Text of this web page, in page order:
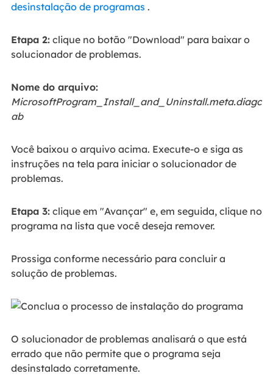
desinstalação de programas .
Etapa 2:clique no botão "Download" para baixar o
solucionador de problemas.
Nome do arquivo:
MicrosoftProgram_Install_and_Uninstall.meta.diagc
ab
Você baixou o arquivo acima. Execute-o e siga as
instruções na tela para iniciar o solucionador de
problemas.
Etapa 3:clique em "Avançar" e, em seguida, clique no
programa na lista que você deseja remover.
Prossiga conforme necessário para concluir a
solução de problemas.
O solucionador de problemas analisará o que está
errado que não permite que o programa seja
desinstalado corretamente.